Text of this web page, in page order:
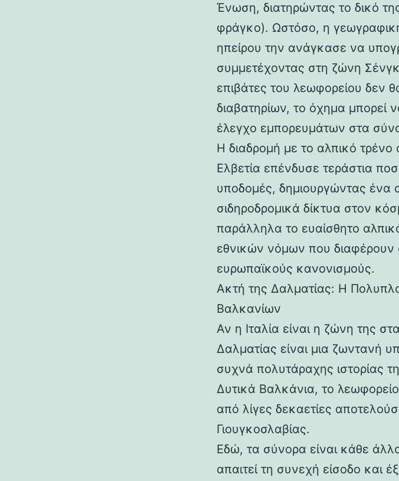
Ένωση, διατηρώντας το δικό
φράγκο). Ωστόσο, η
ηπείρου την ανάγκασε να
συμμετέχοντας στη ζώνη
επιβάτες του λεωφορείου δεν
διαβατηρίων, το όχημα μπορεί
έλεγχο εμπορευμάτων στα
Η διαδρομή με το αλπικό τρένο
Ελβετία επένδυσε τεράστια
υποδομές, δημιουργώντας ένα
σιδηροδρομικά δίκτυα στον
παράλληλα το ευαίσθητο
εθνικών νόμων που διαφέρουν
ευρωπαϊκούς κανονισμούς.
Ακτή της Δαλματίας: Η
Βαλκανίων
Αν η Ιταλία είναι η ζώνη της
Δαλματίας είναι μια ζωντανή
συχνά πολυτάραχης ιστορίας
Δυτικά Βαλκάνια, το
από λίγες δεκαετίες
Γιουγκοσλαβίας.
Εδώ, τα σύνορα είναι κάθε
απαιτεί τη συνεχή είσοδο και